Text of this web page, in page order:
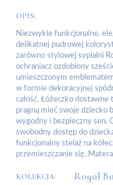
OPIS:
Niezwykle funkcjonalne,
delikatnej pudrowej
zarówno stylowej sypialni
ochraniacz ozdobiony
umieszczonym
w formie dekoracyjnej
całość. Łóżeczko
pragną mieć swoje dziecko
wygodny i bezpieczny sen.
swobodny dostęp do
funkcjonalny stelaż na
przemieszczanie się.
KOLEKCJA: Royal